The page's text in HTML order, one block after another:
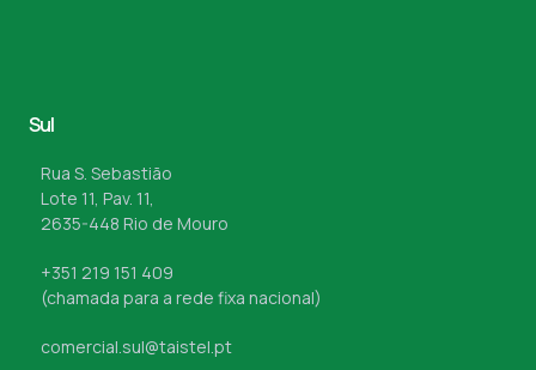
Sul
Rua S. Sebastião
Lote 11, Pav. 11,
2635-448 Rio de Mouro
+351 219 151 409
(chamada para a rede fixa nacional)
comercial.sul@taistel.pt